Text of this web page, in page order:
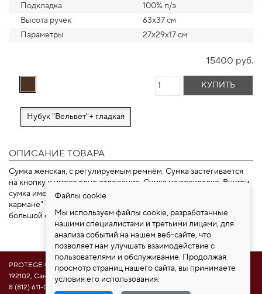
Подкладка
100% п/э
Высота ручек
63х37 см
Параметры
27х29х17 см
15400 руб.
КУПИТЬ
Нубук "Вельвет"+ гладкая
ОПИСАНИЕ ТОВАРА
Сумка женская, с регулируемым ремнём. Сумка застегивается
на кнопку и имеет одно отделение. Сумка на подкладке. Внутри
сумка имеет карман на молнии и карман накладной "карман в
кармане" на молнии, из плотного материала. Cумка имеет
большой объем, вместительная, самое широкое место - 40 см.
PROTEGE ®
192102, Санкт-Петербург, ул. Самойловой 5, ПСК "Нобелевская дорога"
8 (812) 611-08-81
Файлы cookie
Мы используем файлы cookie, разработанные
нашими специалистами и третьими лицами, для
анализа событий на нашем веб-сайте, что
позволяет нам улучшать взаимодействие с
пользователями и обслуживание. Продолжая
просмотр страниц нашего сайта, вы принимаете
условия его использования.